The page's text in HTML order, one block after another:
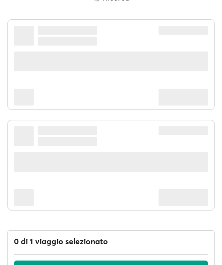
0 di 1 viaggio selezionato